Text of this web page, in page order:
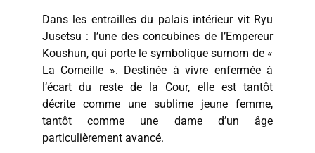
Dans les entrailles du palais intérieur vit Ryu
Jusetsu : l’une des concubines de l’Empereur
Koushun, qui porte le symbolique surnom de «
La Corneille ». Destinée à vivre enfermée à
l’écart du reste de la Cour, elle est tantôt
décrite comme une sublime jeune femme,
tantôt comme une dame d’un âge
particulièrement avancé.